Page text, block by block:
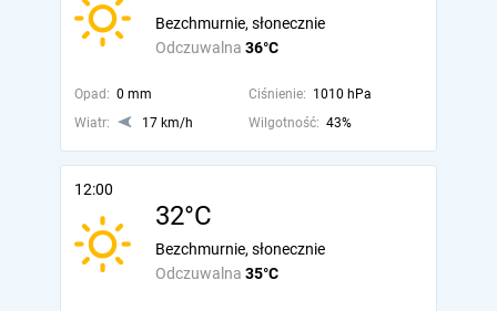
Odczuwalna 36°C
Bezchmurnie, słonecznie
Opad: 0 mm Ciśnienie: 1010 hPa
Wiatr:
17 km/h Wilgotność: 43%
12:00
32°C
Odczuwalna 35°C
Bezchmurnie, słonecznie